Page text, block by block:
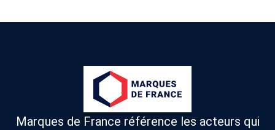
Marques de France référence les acteurs qui